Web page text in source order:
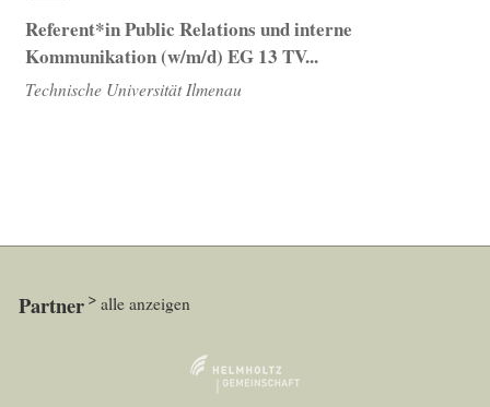
Referent*in Public Relations und interne
Kommunikation (w/m/d) EG 13 TV...
Technische Universität Ilmenau
Partner alle anzeigen